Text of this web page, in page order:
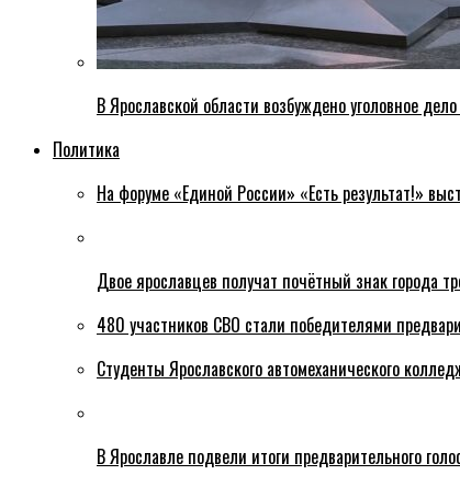
В Ярославской области возбуждено уголовное
Политика
На форуме «Единой России» «Есть результат!»
Двое ярославцев получат почётный знак города
480 участников СВО стали победителями
Студенты Ярославского автомеханического
В Ярославле подвели итоги предварительного